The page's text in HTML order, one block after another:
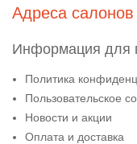
Адреса салонов
Информация для
Политика
Пользовательское
Новости и акции
Оплата и доставка